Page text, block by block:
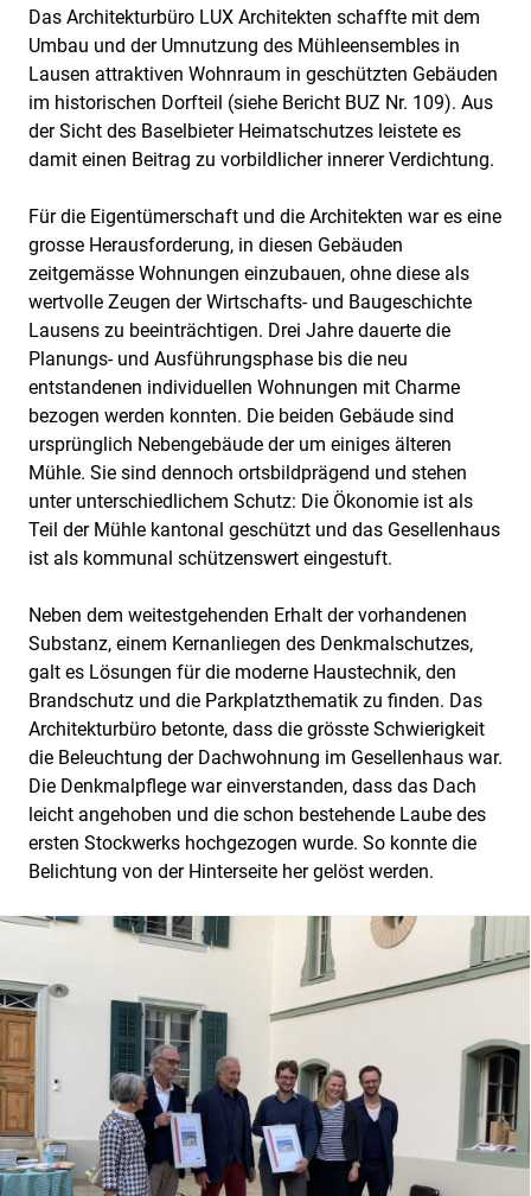
Das Architekturbüro LUX Architekten schaffte mit dem
Umbau und der Umnutzung des Mühleensembles in
Lausen attraktiven Wohnraum in geschützten Gebäuden
im historischen Dorfteil (siehe Bericht BUZ Nr. 109). Aus
der Sicht des Baselbieter Heimatschutzes leistete es
damit einen Beitrag zu vorbildlicher innerer Verdichtung.
Für die Eigentümerschaft und die Architekten war es eine
grosse Herausforderung, in diesen Gebäuden
zeitgemässe Wohnungen einzubauen, ohne diese als
wertvolle Zeugen der Wirtschafts- und Baugeschichte
Lausens zu beeinträchtigen. Drei Jahre dauerte die
Planungs- und Ausführungsphase bis die neu
entstandenen individuellen Wohnungen mit Charme
bezogen werden konnten. Die beiden Gebäude sind
ursprünglich Nebengebäude der um einiges älteren
Mühle. Sie sind dennoch ortsbildprägend und stehen
unter unterschiedlichem Schutz: Die Ökonomie ist als
Teil der Mühle kantonal geschützt und das Gesellenhaus
ist als kommunal schützenswert eingestuft.
Neben dem weitestgehenden Erhalt der vorhandenen
Substanz, einem Kernanliegen des Denkmalschutzes,
galt es Lösungen für die moderne Haustechnik, den
Brandschutz und die Parkplatzthematik zu finden. Das
Architekturbüro betonte, dass die grösste Schwierigkeit
die Beleuchtung der Dachwohnung im Gesellenhaus war.
Die Denkmalpflege war einverstanden, dass das Dach
leicht angehoben und die schon bestehende Laube des
ersten Stockwerks hochgezogen wurde. So konnte die
Belichtung von der Hinterseite her gelöst werden.